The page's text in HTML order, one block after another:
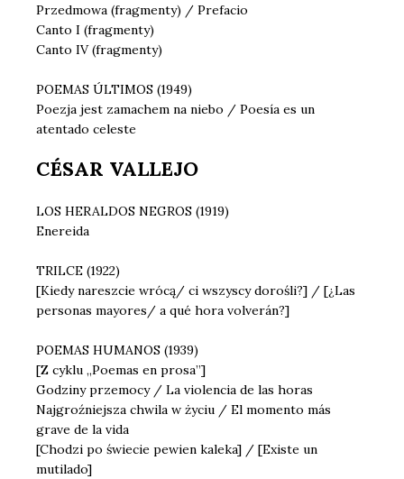
Przedmowa (fragmenty) / Prefacio
Canto I (fragmenty)
Canto IV (fragmenty)
POEMAS ÚLTIMOS (1949)
Poezja jest zamachem na niebo / Poesía es un
atentado celeste
CÉSAR VALLEJO
LOS HERALDOS NEGROS (1919)
Enereida
TRILCE (1922)
[Kiedy nareszcie wrócą/ ci wszyscy dorośli?] / [¿Las
personas mayores/ a qué hora volverán?]
POEMAS HUMANOS (1939)
[Z cyklu „Poemas en prosa”]
Godziny przemocy / La violencia de las horas
Najgroźniejsza chwila w życiu / El momento más
grave de la vida
[Chodzi po świecie pewien kaleka] / [Existe un
mutilado]